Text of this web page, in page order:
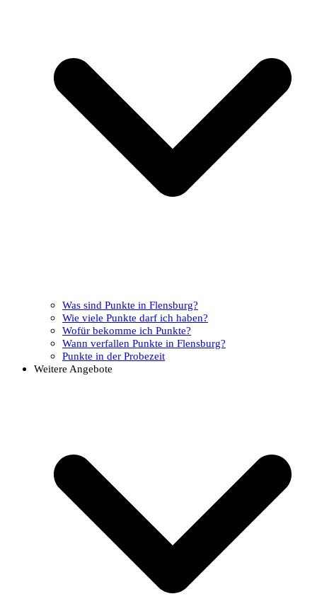
Was sind Punkte in Flensburg?
Wie viele Punkte darf ich haben?
Wofür bekomme ich Punkte?
Wann verfallen Punkte in Flensburg?
Punkte in der Probezeit
Weitere Angebote